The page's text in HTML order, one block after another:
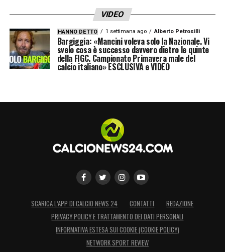
VIDEO
HANNO DETTO 1 settimana ago Alberto Petrosilli
Bargiggia: «Mancini voleva solo la Nazionale. Vi
svelo cosa è successo davvero dietro le quinte
della FIGC. Campionato Primavera male del
calcio italiano» ESCLUSIVA e VIDEO
SCARICA L’APP DI CALCIO NEWS 24 CONTATTI
REDAZIONE
PRIVACY POLICY E TRATTAMENTO DEI DATI PERSONALI
INFORMATIVA ESTESA SUI COOKIE (COOKIE POLICY)
NETWORK SPORT REVIEW